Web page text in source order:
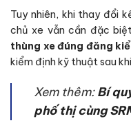
Tuy nhiên, khi thay đổi
chủ xe vẫn cần đặc
thùng xe đúng đăng
kiểm định kỹ thuật sau
Xem thêm:Bí
phố thị cùng